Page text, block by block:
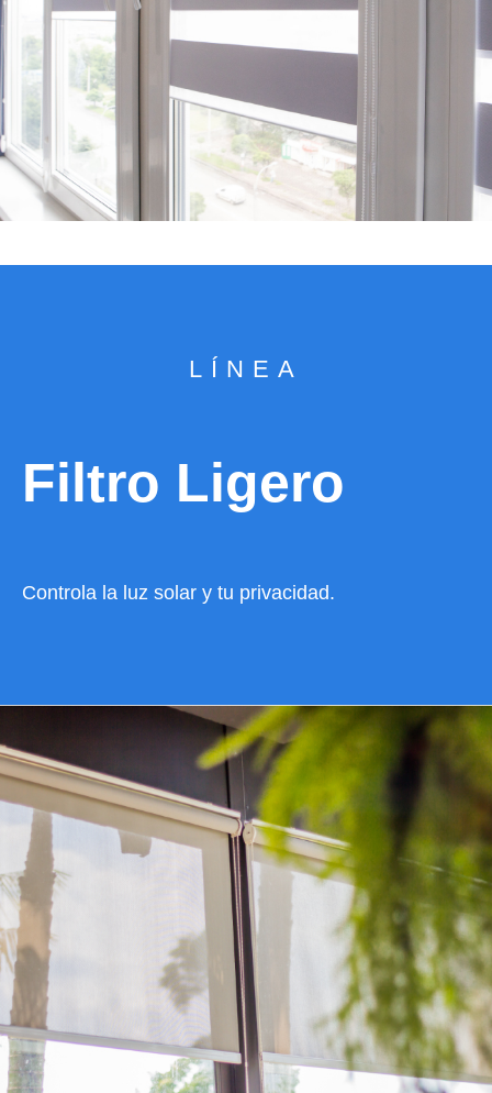
LÍNEA
Filtro Ligero
Controla la luz solar y tu privacidad.
VER CATÁLOGO